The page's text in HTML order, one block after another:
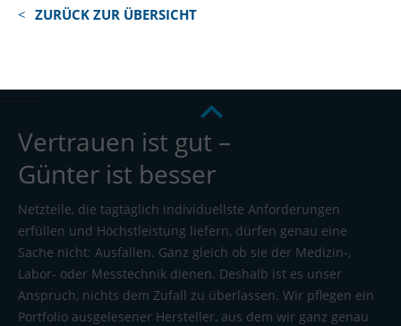
ZURÜCK ZUR ÜBERSICHT
Vertrauen ist gut –
Günter ist besser
Netzteile, die tagtäglich individuellste Anforderungen
erfüllen und Höchstleistung liefern, dürfen genau eine
Sache nicht: Ausfallen. Ganz gleich ob sie der Medizin-,
Labor- oder Messtechnik dienen. Deshalb ist es unser
Anspruch, nichts dem Zufall zu überlassen. Wir pflegen ein
Portfolio ausgelesener Hersteller, aus dem wir ganz genau